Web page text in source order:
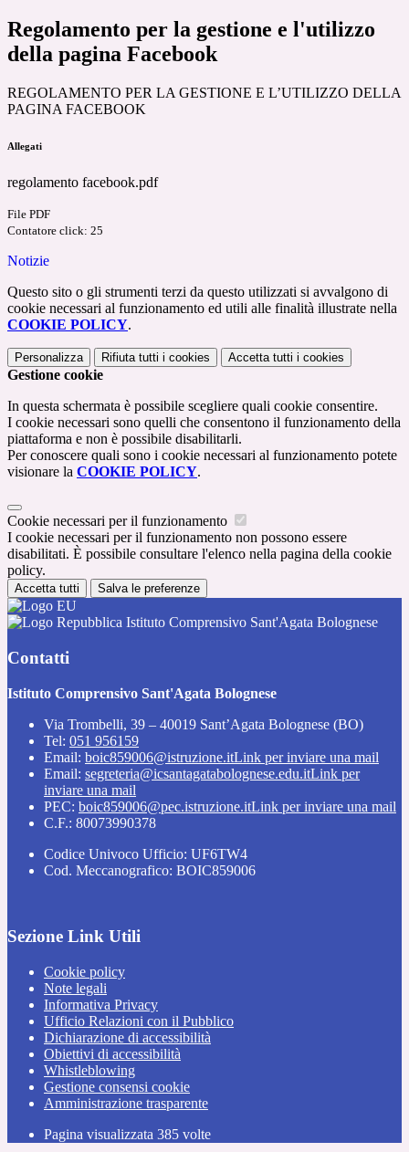
Regolamento per la gestione e l'utilizzo
della pagina Facebook
REGOLAMENTO PER LA GESTIONE E L’UTILIZZO DELLA
PAGINA FACEBOOK
Allegati
regolamento facebook.pdf
File PDF
Contatore click: 25
Notizie
Questo sito o gli strumenti terzi da questo utilizzati si avvalgono di
cookie necessari al funzionamento ed utili alle finalità illustrate nella
COOKIE POLICY.
Personalizza Rifiuta tutti i cookies Accetta tutti i cookies
Gestione cookie
In questa schermata è possibile scegliere quali cookie consentire.
I cookie necessari sono quelli che consentono il funzionamento della
piattaforma e non è possibile disabilitarli.
Per conoscere quali sono i cookie necessari al funzionamento potete
visionare la COOKIE POLICY.
Cookie necessari per il funzionamento
I cookie necessari per il funzionamento non possono essere
disabilitati. È possibile consultare l'elenco nella pagina della cookie
policy.
Accetta tutti Salva le preferenze
Istituto Comprensivo Sant'Agata Bolognese
Contatti
Istituto Comprensivo Sant'Agata Bolognese
Via Trombelli, 39 – 40019 Sant’Agata Bolognese (BO)
Tel: 051 956159
Email: boic859006@istruzione.itLink per inviare una mail
Email: segreteria@icsantagatabolognese.edu.itLink per
inviare una mail
PEC: boic859006@pec.istruzione.itLink per inviare una mail
C.F.: 80073990378
Codice Univoco Ufficio: UF6TW4
Cod. Meccanografico: BOIC859006
Sezione Link Utili
Cookie policy
Note legali
Informativa Privacy
Ufficio Relazioni con il Pubblico
Dichiarazione di accessibilità
Obiettivi di accessibilità
Whistleblowing
Gestione consensi cookie
Amministrazione trasparente
Pagina visualizzata 385 volte